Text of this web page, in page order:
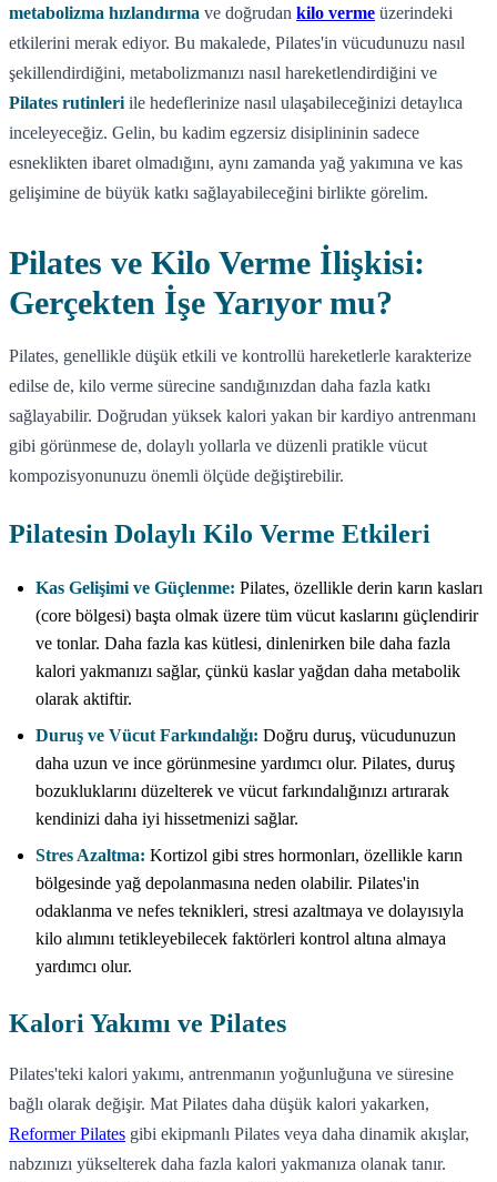
metabolizma hızlandırma ve doğrudan kilo verme üzerindeki
etkilerini merak ediyor. Bu makalede, Pilates'in vücudunuzu nasıl
şekillendirdiğini, metabolizmanızı nasıl hareketlendirdiğini ve
Pilates rutinleri ile hedeflerinize nasıl ulaşabileceğinizi detaylıca
inceleyeceğiz. Gelin, bu kadim egzersiz disiplininin sadece
esneklikten ibaret olmadığını, aynı zamanda yağ yakımına ve kas
gelişimine de büyük katkı sağlayabileceğini birlikte görelim.
Pilates ve Kilo Verme İlişkisi:
Gerçekten İşe Yarıyor mu?
Pilates, genellikle düşük etkili ve kontrollü hareketlerle karakterize
edilse de, kilo verme sürecine sandığınızdan daha fazla katkı
sağlayabilir. Doğrudan yüksek kalori yakan bir kardiyo antrenmanı
gibi görünmese de, dolaylı yollarla ve düzenli pratikle vücut
kompozisyonunuzu önemli ölçüde değiştirebilir.
Pilatesin Dolaylı Kilo Verme Etkileri
Kas Gelişimi ve Güçlenme: Pilates, özellikle derin karın kasları
(core bölgesi) başta olmak üzere tüm vücut kaslarını güçlendirir
ve tonlar. Daha fazla kas kütlesi, dinlenirken bile daha fazla
kalori yakmanızı sağlar, çünkü kaslar yağdan daha metabolik
olarak aktiftir.
Duruş ve Vücut Farkındalığı: Doğru duruş, vücudunuzun
daha uzun ve ince görünmesine yardımcı olur. Pilates, duruş
bozukluklarını düzelterek ve vücut farkındalığınızı artırarak
kendinizi daha iyi hissetmenizi sağlar.
Stres Azaltma: Kortizol gibi stres hormonları, özellikle karın
bölgesinde yağ depolanmasına neden olabilir. Pilates'in
odaklanma ve nefes teknikleri, stresi azaltmaya ve dolayısıyla
kilo alımını tetikleyebilecek faktörleri kontrol altına almaya
yardımcı olur.
Kalori Yakımı ve Pilates
Pilates'teki kalori yakımı, antrenmanın yoğunluğuna ve süresine
bağlı olarak değişir. Mat Pilates daha düşük kalori yakarken,
Reformer Pilates gibi ekipmanlı Pilates veya daha dinamik akışlar,
nabzınızı yükselterek daha fazla kalori yakmanıza olanak tanır.